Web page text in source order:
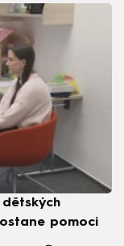
pomoci